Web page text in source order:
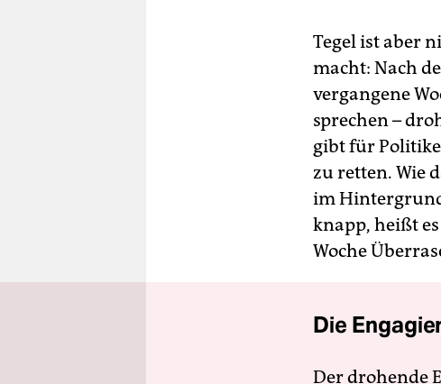
Tegel ist aber
macht: Nach
vergangene
sprechen –
gibt für
zu retten. Wie
im
knapp, heißt
Woche
Die
Der drohende